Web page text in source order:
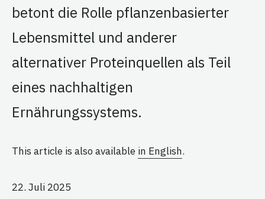
betont die Rolle pflanzenbasierter
Lebensmittel und anderer
alternativer Proteinquellen als Teil
eines nachhaltigen
Ernährungssystems.
This article is also available in English.
22. Juli 2025